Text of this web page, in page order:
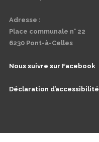
Adresse :
Place communale n° 22
6230 Pont-à-Celles
Nous suivre sur Facebook
Déclaration d’accessibilité